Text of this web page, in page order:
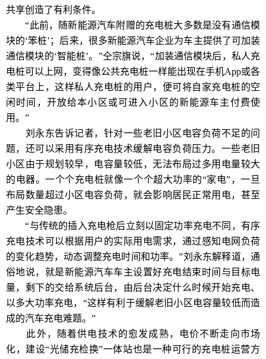
共享创造了有利条件。
“此前，随新能源汽车附赠的充电桩大多数是没有通信模
块的‘笨桩’；后来，很多新能源汽车企业为车主提供了可加装
通信模块的‘智能桩’。”仝宗旗说，“加装通信模块后，私人充
电桩可以上网，变得像公共充电桩一样能出现在手机App或各
类平台上，这样私人充电桩的用户，便可将自家充电桩的空
闲时间，开放给本小区或可进入小区的新能源车主付费使
用。”
刘永东告诉记者，针对一些老旧小区电容负荷不足的问
题，还可以采用有序充电技术缓解电容负荷压力。一些老旧
小区由于规划较早，电容量较低，无法布局过多用电量较大
的电器。一个个充电桩就像一个个超大功率的“家电”，一旦
布局数量超过小区电容负荷，就会影响居民正常用电，甚至
产生安全隐患。
“与传统的插入充电枪后立刻以固定功率充电不同，有序
充电技术可以根据用户的实际用电需求，通过感知电网负荷
的变化趋势，动态调整充电时间和功率。”刘永东解释道，通
俗地说，就是新能源汽车车主设置好充电结束时间与目标电
量，剩下的交给系统后台，由后台决定什么时候开始充电、
以多大功率充电，“这样有利于缓解老旧小区电容量较低而造
成的汽车充电难题。”
此外，随着供电技术的愈发成熟，电价不断走向市场
化，建设“光储充检换”一体站也是一种可行的充电桩运营方